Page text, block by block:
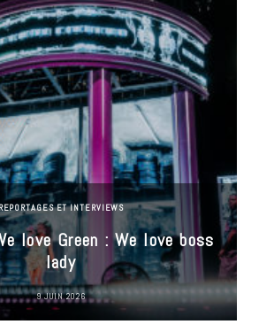
ET INTERVIEWS
love Green : We love boss
lady
9 JUIN 2026